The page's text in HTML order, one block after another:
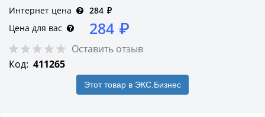
Интернет цена
284 ₽
Цена для вас
284 ₽
Оставить отзыв
Код: 411265
Этот товар в ЭКС.Бизнес